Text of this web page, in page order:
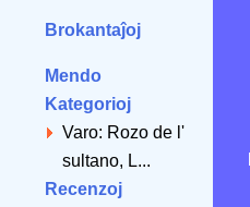
Brokantaĵoj
Mendo
Kategorioj
Varo: Rozo de l'
sultano, L...
Recenzoj